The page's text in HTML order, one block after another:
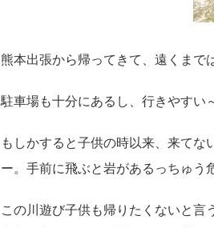
熊本出張から帰ってきて、遠くまで
駐車場も十分にあるし、行きやすい
もしかすると子供の時以来、来て
ー。手前に飛ぶと岩があるっちゅう
この川遊び子供も帰りたくないと言